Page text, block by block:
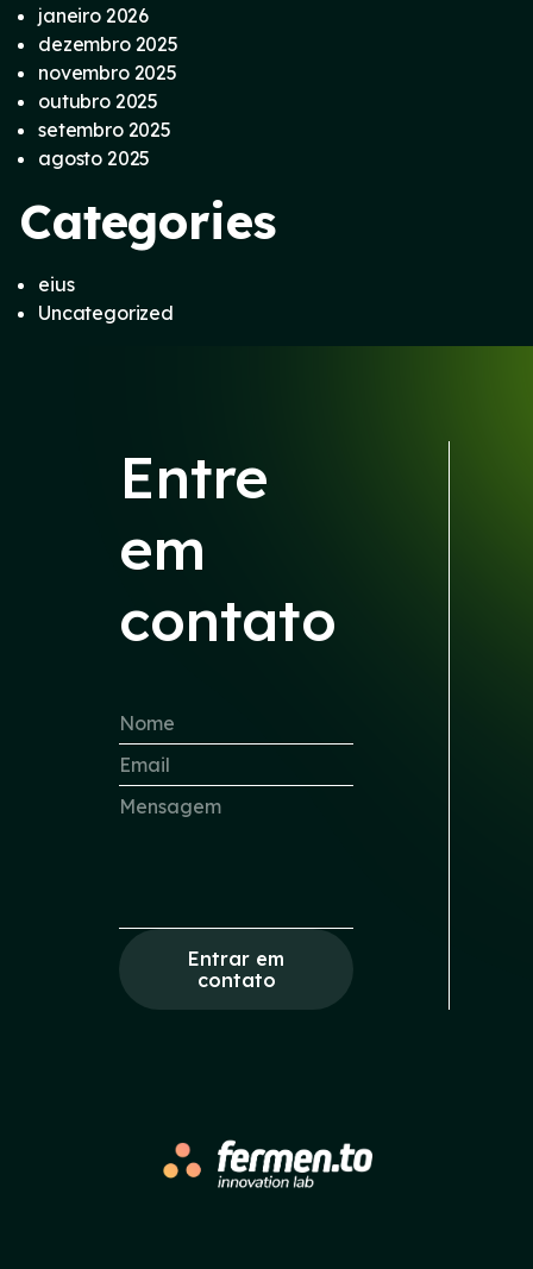
janeiro 2026
dezembro 2025
novembro 2025
outubro 2025
setembro 2025
agosto 2025
Categories
eius
Uncategorized
Entre
em
contato
Entrar em
contato